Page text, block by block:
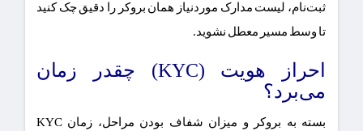
ثبت‌نام، لیست مدارک موردنیاز همان بروکر را دقیق چک کنید
تا وسط مسیر معطل نشوید.
احراز هویت (KYC) چقدر زمان
می‌برد؟
بسته به بروکر و میزان شفاف بودن مراحل، زمان KYC